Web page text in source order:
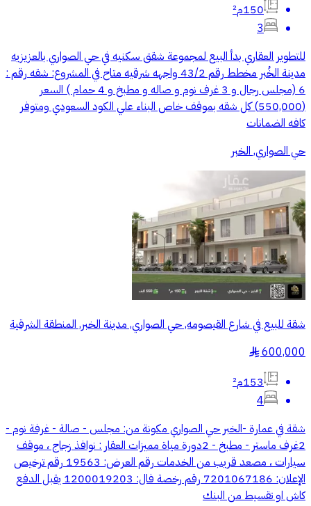
150م²
3
للتطوير العقاري بدأ البيع لمجموعة شقق سكنيه في حي الصواري بالعزيزيه
مدينة الخُبر مخطط رقم 43/2 واجهه شرقيه متاح في المشروع: شقه رقم :
6 (مجلس رجال و 3 غرف نوم و صاله و مطبخ و 4 حمام ) السعر
(550,000) كل شقه بموقف خاص البناء علي الكود السعودي ومتوفر
كافه الضمانات
حي الصواري, الخبر
شقة للبيع في شارع القيصومه, حي الصواري, مدينة الخبر, المنطقة الشرقية
600,000
§
153م²
4
شقة في عمارة -الخبر حي الصواري مكونة من: مجلس - صالة - غرفة نوم -
2غرف ماستر - مطبخ - 2دورة مياة مميزات العقار : نوافذ زجاج ، موقف
سيارات ، مصعد قريب من الخدمات رقم العرض: 19563 رقم ترخيص
الإعلان: 7201067186 رقم رخصة فال: 1200019203 يقبل الدفع
كاش او تقسيط من البنك